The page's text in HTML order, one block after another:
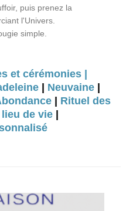
puis prenez la
l'Univers.
simple.
et cérémonies |
| Neuvaine |
| Rituel des
de vie |